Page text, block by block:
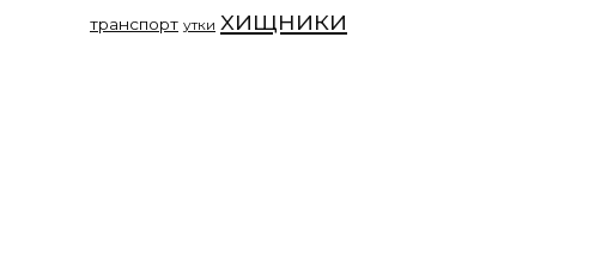
транспорт утки хищники